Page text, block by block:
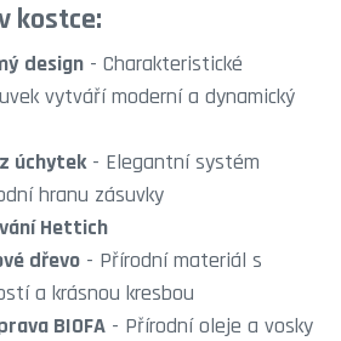
kostce:
design - Charakteristické
vytváří moderní a dynamický
úchytek- Elegantní systém
hranu zásuvky
Hettich
dřevo - Přírodní materiál s
a krásnou kresbou
BIOFA - Přírodní oleje a vosky